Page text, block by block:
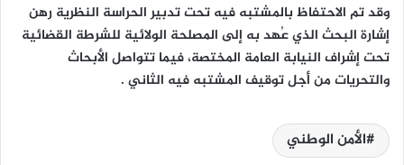
وقد تم الاحتفاظ بالمشتبه فيه تحت تدبير الحراسة النظرية رهن
إشارة البحث الذي عُهد به إلى المصلحة الولائية للشرطة القضائية
تحت إشراف النيابة العامة المختصة، فيما تتواصل الأبحاث
والتحريات من أجل توقيف المشتبه فيه الثاني .
الأمن الوطني